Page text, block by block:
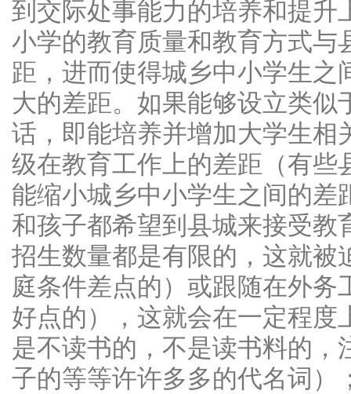
到交际处事能力的培养和提升
小学的教育质量和教育方式与
距，进而使得城乡中小学生之
大的差距。如果能够设立类似
话，即能培养并增加大学生相
级在教育工作上的差距（有些
能缩小城乡中小学生之间的差
和孩子都希望到县城来接受教
招生数量都是有限的，这就被
庭条件差点的）或跟随在外
好点的），这就会在一定程度
是不读书的，不是读书料的，
子的等等许许多多的代名词）